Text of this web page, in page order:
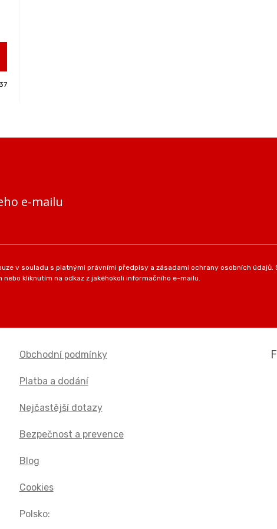
e-mailu
v souladu s platnými právními předpisy a zásadami ochrany osobních
kliknutím na odkaz z jakéhokoli informačního e-mailu.
Obchodní podmínky
Platba a dodání
Nejčastější dotazy
Bezpečnost a prevence
Blog
Cookies
Polsko: